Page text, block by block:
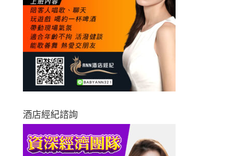
酒店經紀諮詢